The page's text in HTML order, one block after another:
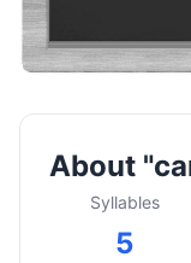
About
Syllables
5